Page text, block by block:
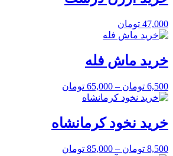
47,000 تومان
خرید ماش فله
6,500 تومان –
65,000 تومان
خرید نخود کرمانشاه
8,500 تومان –
85,000 تومان